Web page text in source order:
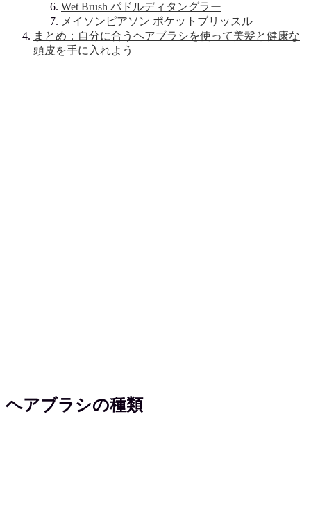
Wet Brush パドルディタングラー
メイソンピアソン ポケットブリッスル
まとめ：自分に合うヘアブラシを使って美髪と健康な
頭皮を手に入れよう
ヘアブラシの種類